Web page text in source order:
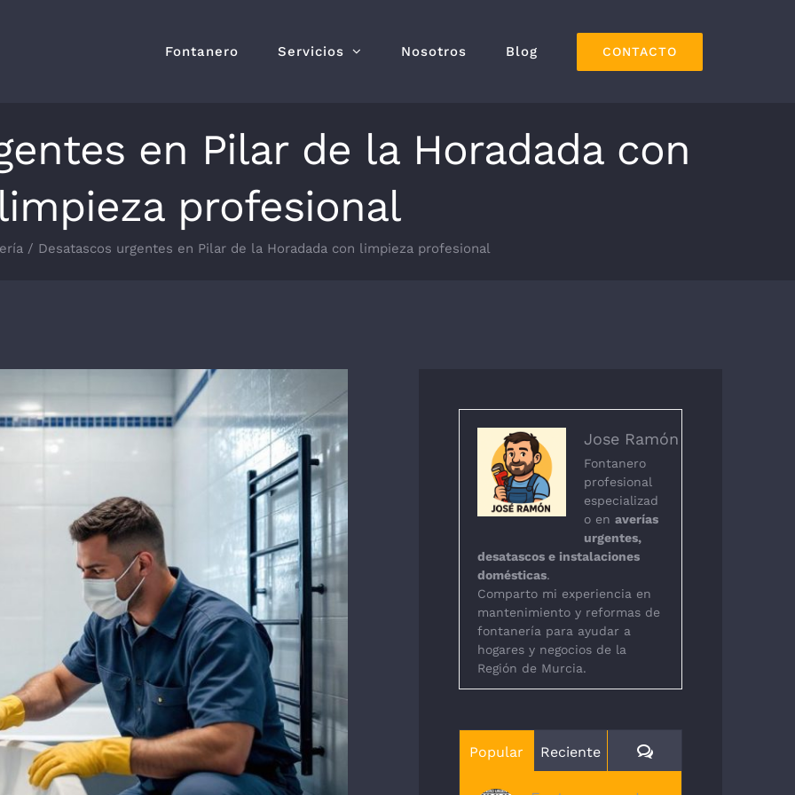
Fontanero Servicios Nosotros Blog CONTACTO
en Pilar de la Horadada con
limpieza profesional
Desatascos urgentes en Pilar de la Horadada con limpieza profesional
Jose Ramón
Fontanero
profesional
especializad
o en averías
urgentes,
desatascos e instalaciones
domésticas.
Comparto mi experiencia en
mantenimiento y reformas de
fontanería para ayudar a
hogares y negocios de la
Región de Murcia.
Popular Reciente Comentarios